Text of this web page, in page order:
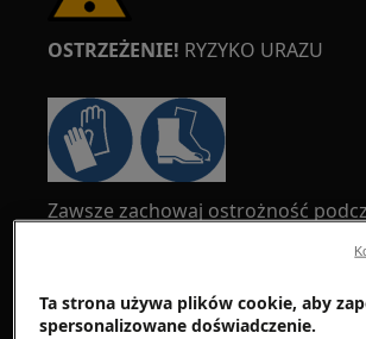
OSTRZEŻENIE! RYZYKO URAZU
Zawsze zachowaj ostrożność
przesuwają je dwie osoby. Zawsze
rękawic ochronnych i obuwia
Ta strona używa plików cookie, aby
spersonalizowane doświadczenie.